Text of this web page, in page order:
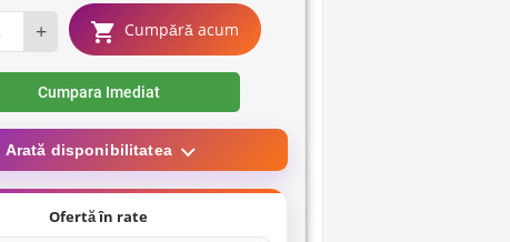
+ Cumpără acum
Cumpara Imediat
Arată disponibilitatea
Ofertă în rate